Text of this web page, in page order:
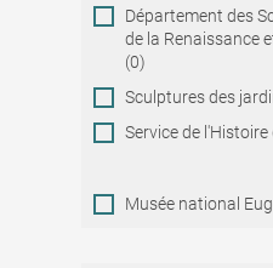
Département des
de la Renaissance
(0)
Sculptures des
Service de
Musée national